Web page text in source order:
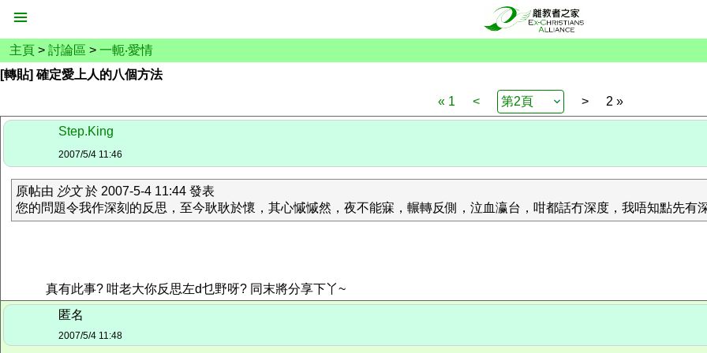
主頁 > 討論區 > 一軛‧愛情
[轉貼] 確定愛上人的八個方法
« 1
< > 2 »
Step.King
2007/5/4 11:46
原帖由 沙文於 2007-5-4 11:44 發表
您的問題令我作深刻的反思，至今耿耿於懷，其心慽慽然，夜不能寐，輾轉反側，泣血瀛台，咁都話冇深度，我唔知點先有
真有此事? 咁老大你反思左d乜野呀? 同末將分享下丫~
匿名
2007/5/4 11:48